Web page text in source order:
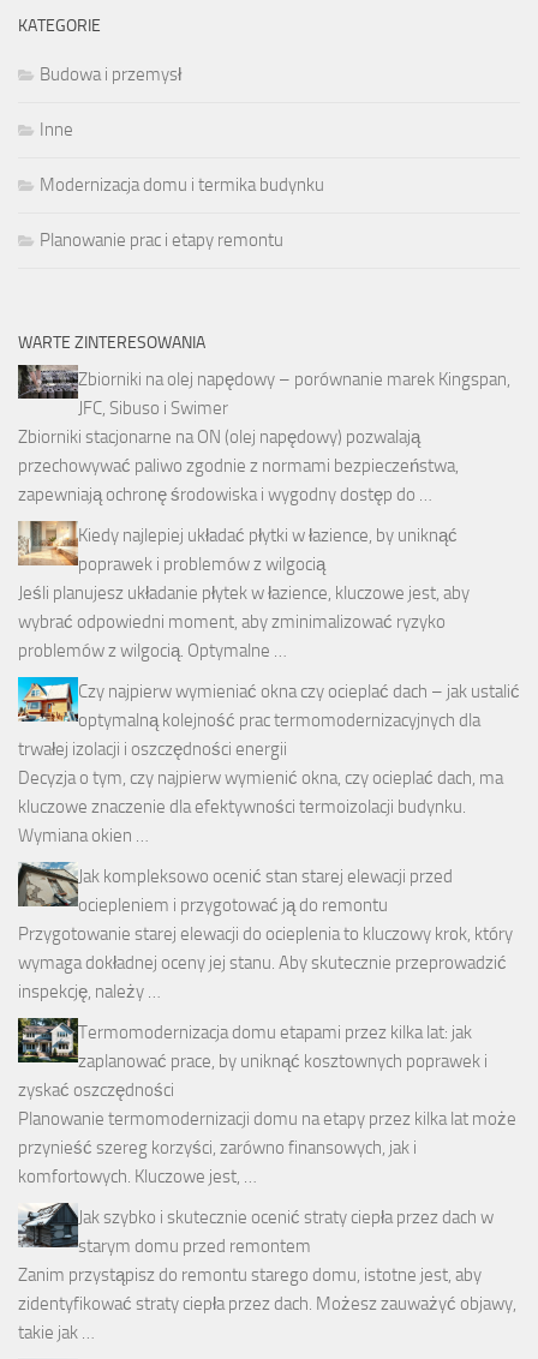
KATEGORIE
Budowa i przemysł
Inne
Modernizacja domu i termika budynku
Planowanie prac i etapy remontu
WARTE ZINTERESOWANIA
Zbiorniki na olej napędowy – porównanie marek Kingspan,
JFC, Sibuso i Swimer
Zbiorniki stacjonarne na ON (olej napędowy) pozwalają
przechowywać paliwo zgodnie z normami bezpieczeństwa,
zapewniają ochronę środowiska i wygodny dostęp do …
Kiedy najlepiej układać płytki w łazience, by uniknąć
poprawek i problemów z wilgocią
Jeśli planujesz układanie płytek w łazience, kluczowe jest, aby
wybrać odpowiedni moment, aby zminimalizować ryzyko
problemów z wilgocią. Optymalne …
Czy najpierw wymieniać okna czy ocieplać dach – jak ustalić
optymalną kolejność prac termomodernizacyjnych dla
trwałej izolacji i oszczędności energii
Decyzja o tym, czy najpierw wymienić okna, czy ocieplać dach, ma
kluczowe znaczenie dla efektywności termoizolacji budynku.
Wymiana okien …
Jak kompleksowo ocenić stan starej elewacji przed
ociepleniem i przygotować ją do remontu
Przygotowanie starej elewacji do ocieplenia to kluczowy krok, który
wymaga dokładnej oceny jej stanu. Aby skutecznie przeprowadzić
inspekcję, należy …
Termomodernizacja domu etapami przez kilka lat: jak
zaplanować prace, by uniknąć kosztownych poprawek i
zyskać oszczędności
Planowanie termomodernizacji domu na etapy przez kilka lat może
przynieść szereg korzyści, zarówno finansowych, jak i
komfortowych. Kluczowe jest, …
Jak szybko i skutecznie ocenić straty ciepła przez dach w
starym domu przed remontem
Zanim przystąpisz do remontu starego domu, istotne jest, aby
zidentyfikować straty ciepła przez dach. Możesz zauważyć objawy,
takie jak …